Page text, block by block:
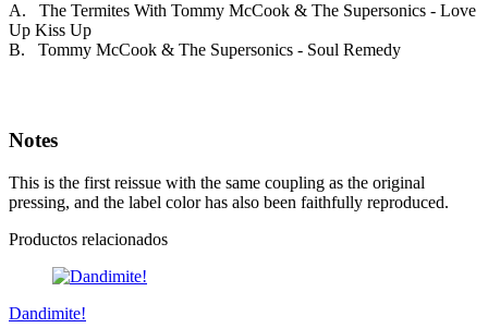
A. The Termites With Tommy McCook & The Supersonics - Love
Up Kiss Up
B. Tommy McCook & The Supersonics - Soul Remedy
Notes
This is the first reissue with the same coupling as the original
pressing, and the label color has also been faithfully reproduced.
Productos relacionados
Dandimite!